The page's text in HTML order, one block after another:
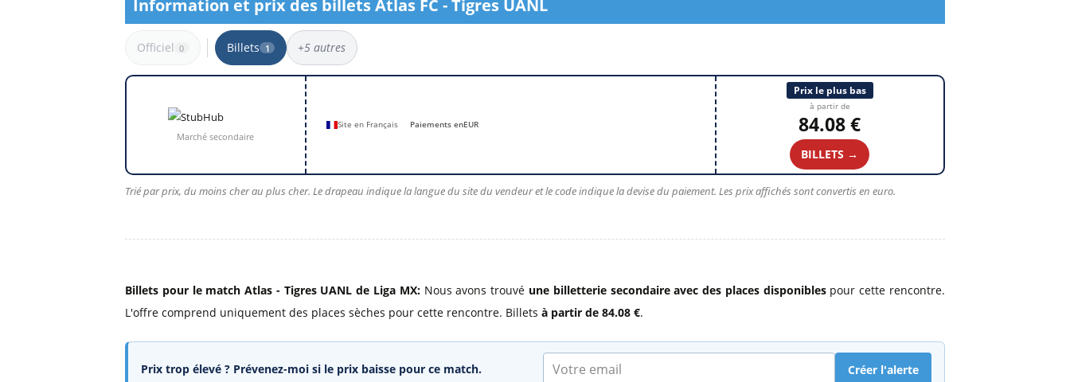
Billets Primeira Liga Portugal
Billets Eredivisie Pays-Bas
Billets Pro League Belgique
Billets Saudi Pro League
Billets Coupe d’Asie 2027
Billets Euro 2028
Séville
Munich
Information et prix des billets Atlas FC - Tigres UANL
Officiel 0 Billets 1 +5 autres
1 résultat
Marché secondaire
Site en Français Paiements enEUR
Prix le plus bas
à partir de
84.08 €
BILLETS →
Trié par prix, du moins cher au plus cher. Le drapeau indique la langue du site du vendeur et le code indique la devise du paiement. Les prix affichés sont convertis en euro.
Billets pour le match Atlas - Tigres UANL de Liga MX:Nous avons trouvé une billetterie secondaire avec des places disponiblespour cette rencontre.
L'offre comprend uniquement des places sèches pour cette rencontre. Billets à partir de 84.08 €.
Prix trop élevé ? Prévenez-moi si le prix baisse pour ce match. Créer l'alerte